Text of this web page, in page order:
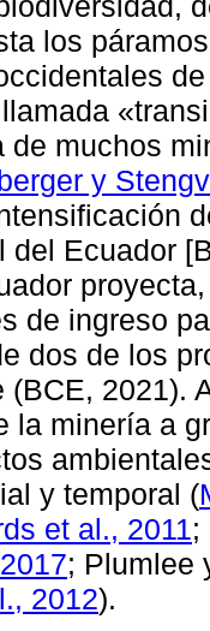
los
de muchos
y
del Ecuador
de ingreso
dos de los
(BCE, 2021).
la minería a
y temporal (
et al., 2011;
; Plumlee
2012).